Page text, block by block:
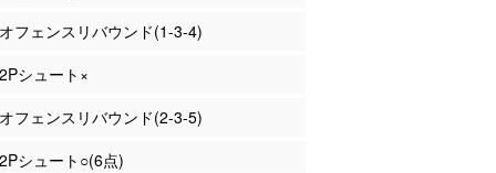
フェンスリバウンド(1-3-4)
シュート×
フェンスリバウンド(2-3-5)
シュート○(6点)